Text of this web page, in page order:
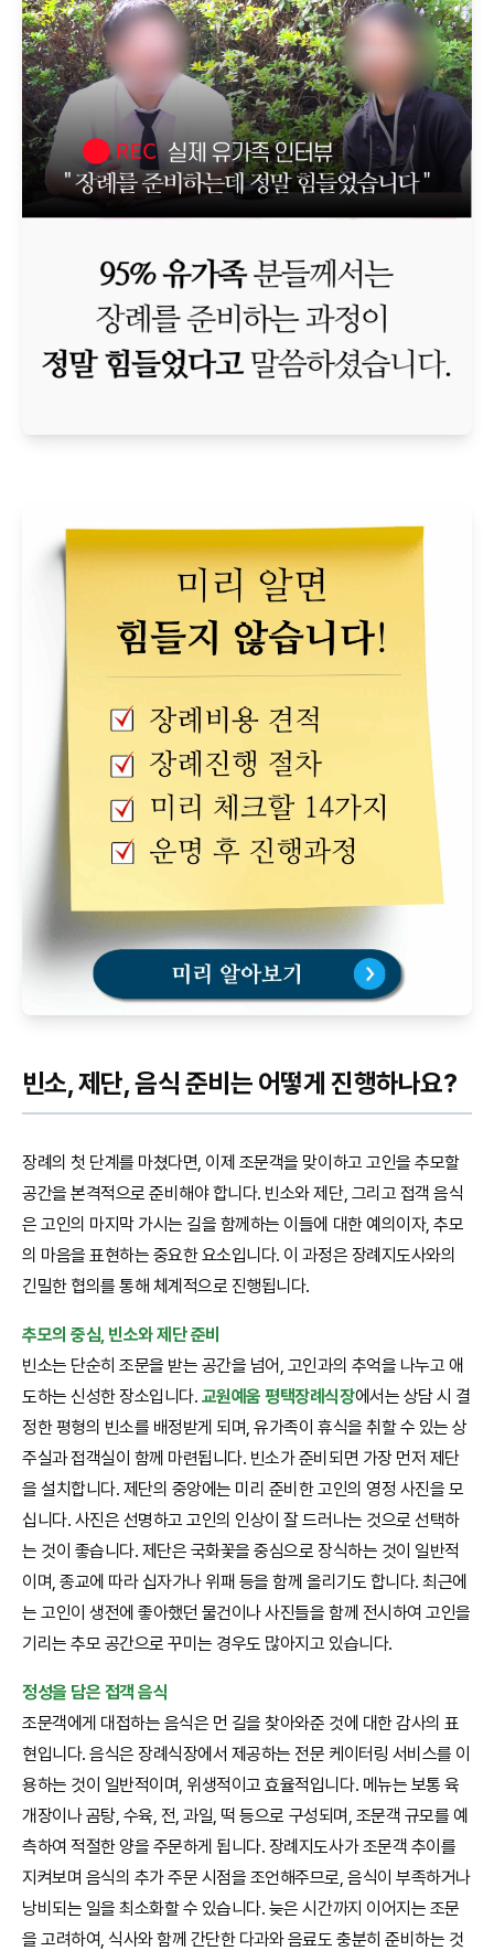
빈소, 제단, 음식 준비는 어떻게 진행하나요?
장례의 첫 단계를 마쳤다면, 이제 조문객을 맞이하고 고인을 추모할
공간을 본격적으로 준비해야 합니다. 빈소와 제단, 그리고 접객 음식
은 고인의 마지막 가시는 길을 함께하는 이들에 대한 예의이자, 추모
의 마음을 표현하는 중요한 요소입니다. 이 과정은 장례지도사와의
긴밀한 협의를 통해 체계적으로 진행됩니다.
추모의 중심, 빈소와 제단 준비
빈소는 단순히 조문을 받는 공간을 넘어, 고인과의 추억을 나누고 애
도하는 신성한 장소입니다. 교원예움 평택장례식장에서는 상담 시 결
정한 평형의 빈소를 배정받게 되며, 유가족이 휴식을 취할 수 있는 상
주실과 접객실이 함께 마련됩니다. 빈소가 준비되면 가장 먼저 제단
을 설치합니다. 제단의 중앙에는 미리 준비한 고인의 영정 사진을 모
십니다. 사진은 선명하고 고인의 인상이 잘 드러나는 것으로 선택하
는 것이 좋습니다. 제단은 국화꽃을 중심으로 장식하는 것이 일반적
이며, 종교에 따라 십자가나 위패 등을 함께 올리기도 합니다. 최근에
는 고인이 생전에 좋아했던 물건이나 사진들을 함께 전시하여 고인을
기리는 추모 공간으로 꾸미는 경우도 많아지고 있습니다.
정성을 담은 접객 음식
조문객에게 대접하는 음식은 먼 길을 찾아와준 것에 대한 감사의 표
현입니다. 음식은 장례식장에서 제공하는 전문 케이터링 서비스를 이
용하는 것이 일반적이며, 위생적이고 효율적입니다. 메뉴는 보통 육
개장이나 곰탕, 수육, 전, 과일, 떡 등으로 구성되며, 조문객 규모를 예
측하여 적절한 양을 주문하게 됩니다. 장례지도사가 조문객 추이를
지켜보며 음식의 추가 주문 시점을 조언해주므로, 음식이 부족하거나
낭비되는 일을 최소화할 수 있습니다. 늦은 시간까지 이어지는 조문
을 고려하여, 식사와 함께 간단한 다과와 음료도 충분히 준비하는 것